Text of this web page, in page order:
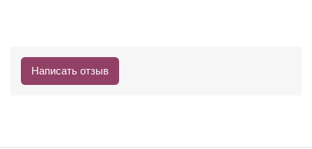
Написать отзыв